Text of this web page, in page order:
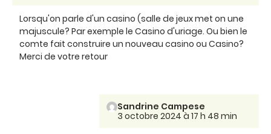
Lorsqu'on parle d'un casino (salle de jeux met on une
majuscule? Par exemple le Casino d'uriage. Ou bien le
comte fait construire un nouveau casino ou Casino?
Merci de votre retour
Sandrine Campese
3 octobre 2024 à 17 h 48 min